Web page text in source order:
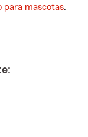
para mascotas.